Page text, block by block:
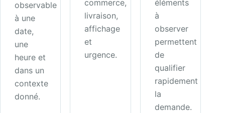
observable
à une
date,
une
heure et
dans un
contexte
donné.
commerce,
livraison,
affichage
et
urgence.
éléments
à
observer
permettent
de
qualifier
rapidement
la
demande.